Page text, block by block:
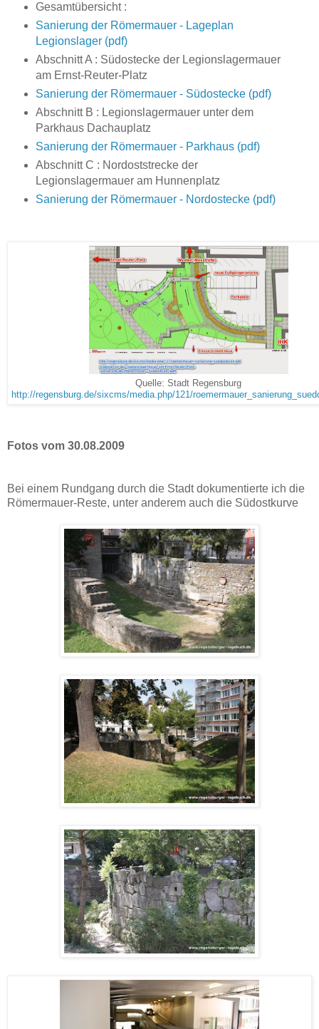
Gesamtübersicht :
Sanierung der Römermauer - Lageplan
Legionslager (pdf)
Abschnitt A : Südostecke der Legionslagermauer
am Ernst-Reuter-Platz
Sanierung der Römermauer - Südostecke (pdf)
Abschnitt B : Legionslagermauer unter dem
Parkhaus Dachauplatz
Sanierung der Römermauer - Parkhaus (pdf)
Abschnitt C : Nordoststrecke der
Legionslagermauer am Hunnenplatz
Sanierung der Römermauer - Nordostecke (pdf)
Quelle: Stadt Regensburg
http://regensburg.de/sixcms/media.php/121/
Fotos vom 30.08.2009
Bei einem Rundgang durch die Stadt dokumentierte ich die
Römermauer-Reste, unter anderem auch die Südostkurve